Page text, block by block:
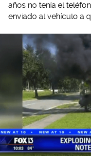
años no tenía el
enviado al vehículo a